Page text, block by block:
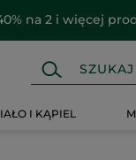
na 2 i więcej
I KĄPIEL